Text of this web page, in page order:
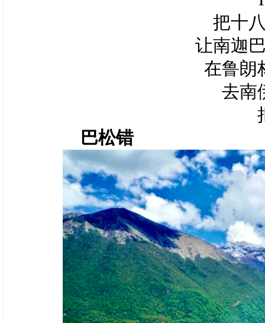
把十
让南迦
在鲁朗
去南
巴松错